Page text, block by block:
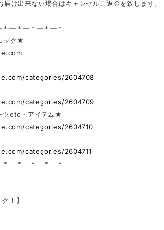
け出来ない場合はキャンセルご返金を致します。
—＊—＊—＊—＊
ック★
categories/2604708
categories/2604709
ツetc・アイテム★
categories/2604710
categories/2604711
—＊—＊—＊—＊
！】